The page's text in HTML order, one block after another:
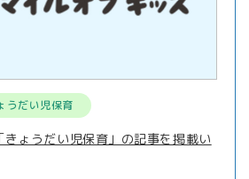
うだい児保育
ょうだい児保育」の記事を掲載い